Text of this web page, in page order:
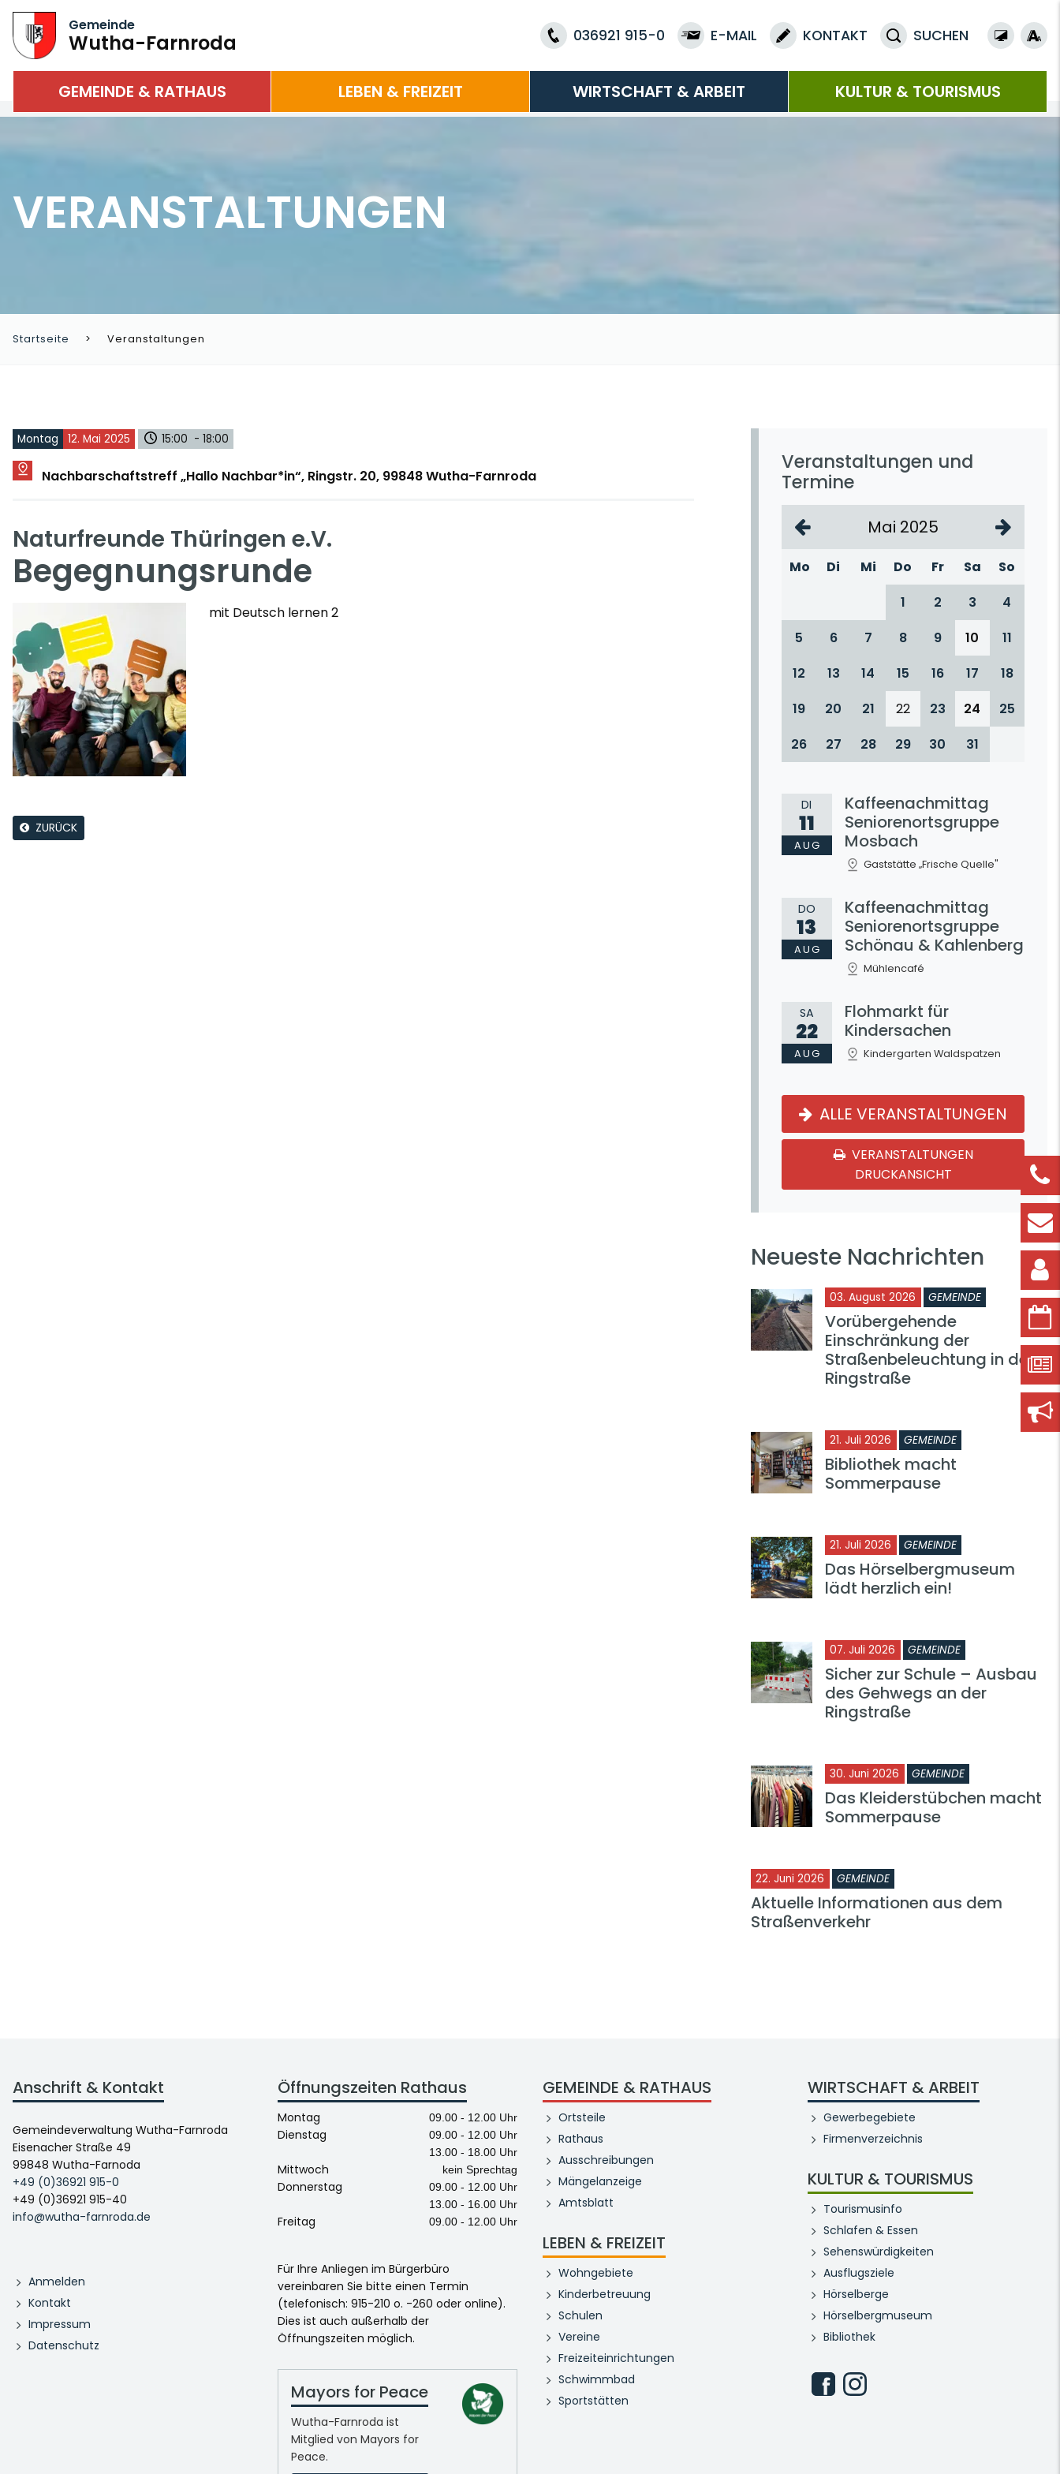
Gemeinde
Wutha-Farnroda 036921 915-0 E-MAIL KONTAKT SUCHEN
GEMEINDE & RATHAUS LEBEN & FREIZEIT WIRTSCHAFT & ARBEIT KULTUR & TOURISMUS
VERANSTALTUNGEN
Startseite Veranstaltungen
Montag 12. Mai 2025 15:00 - 18:00
Nachbarschaftstreff „Hallo Nachbar*in“, Ringstr. 20, 99848 Wutha-Farnroda
Naturfreunde Thüringen e.V.
Begegnungsrunde
mit Deutsch lernen 2
ZURÜCK
Veranstaltungen und
Termine
Mai 2025
Mo Di Mi Do Fr Sa
So
1
2 3
4
5
6 7 8 9 10
11
12
13 14 15 16 17
18
19
20 21 22 23 24
25
26
27 28 29 30 31
DI
11
AUG
Kaffeenachmittag
Seniorenortsgruppe
Mosbach
Gaststätte „Frische Quelle"
DO
13
AUG
Kaffeenachmittag
Seniorenortsgruppe
Schönau & Kahlenberg
Mühlencafé
SA
22
AUG
Flohmarkt für
Kindersachen
Kindergarten Waldspatzen
ALLE VERANSTALTUNGEN
VERANSTALTUNGEN
DRUCKANSICHT
Neueste Nachrichten
03. August 2026 GEMEINDE
Vorübergehende
Einschränkung der
Straßenbeleuchtung in der
Ringstraße
21. Juli 2026 GEMEINDE
Bibliothek macht
Sommerpause
21. Juli 2026 GEMEINDE
Das Hörselbergmuseum
lädt herzlich ein!
07. Juli 2026 GEMEINDE
Sicher zur Schule – Ausbau
des Gehwegs an der
Ringstraße
30. Juni 2026 GEMEINDE
Das Kleiderstübchen macht
Sommerpause
22. Juni 2026 GEMEINDE
Aktuelle Informationen aus dem
Straßenverkehr
Anschrift & Kontakt
Gemeindeverwaltung Wutha-Farnroda
Eisenacher Straße 49
99848 Wutha-Farnoda
+49 (0)36921 915-0
+49 (0)36921 915-40
info@wutha-farnroda.de
Anmelden
Kontakt
Impressum
Datenschutz
Öffnungszeiten Rathaus
Montag 09.00 - 12.00 Uhr
Dienstag
09.00 - 12.00 Uhr
13.00 - 18.00 Uhr
Mittwoch kein Sprechtag
Donnerstag
09.00 - 12.00 Uhr
13.00 - 16.00 Uhr
Freitag 09.00 - 12.00 Uhr
Für Ihre Anliegen im Bürgerbüro
vereinbaren Sie bitte einen Termin
(telefonisch: 915-210 o. -260 oder online).
Dies ist auch außerhalb der
Öffnungszeiten möglich.
Mayors for Peace
Wutha-Farnroda ist
Mitglied von Mayors for
Peace.
GEMEINDE & RATHAUS
Ortsteile
Rathaus
Ausschreibungen
Mängelanzeige
Amtsblatt
LEBEN & FREIZEIT
Wohngebiete
Kinderbetreuung
Schulen
Vereine
Freizeiteinrichtungen
Schwimmbad
Sportstätten
WIRTSCHAFT & ARBEIT
Gewerbegebiete
Firmenverzeichnis
KULTUR & TOURISMUS
Tourismusinfo
Schlafen & Essen
Sehenswürdigkeiten
Ausflugsziele
Hörselberge
Hörselbergmuseum
Bibliothek